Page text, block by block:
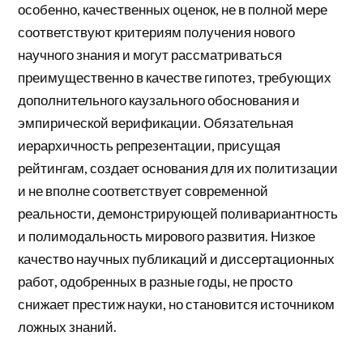
особенно, качественных оценок, не в полной мере
соответствуют критериям получения нового
научного знания и могут рассматриваться
преимущественно в качестве гипотез, требующих
дополнительного каузального обоснования и
эмпирической верификации. Обязательная
иерархичность репрезентации, присущая
рейтингам, создает основания для их политизации
и не вполне соответствует современной
реальности, демонстрирующей поливариантность
и полимодальность мирового развития. Низкое
качество научных публикаций и диссертационных
работ, одобренных в разные годы, не просто
снижает престиж науки, но становится источником
ложных знаний.